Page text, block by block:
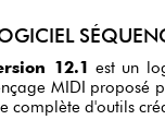
• Star'SMusic
• Star'SMusic
12.1
est un
MIDI proposé
complète d'outils